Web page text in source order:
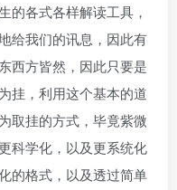
的各式各样解读工具，
给我们的讯息，因此有
西方皆然，因此只要是
挂，利用这个基本的道
取挂的方式，毕竟紫微
科学化，以及更系统化
的格式，以及透过简单